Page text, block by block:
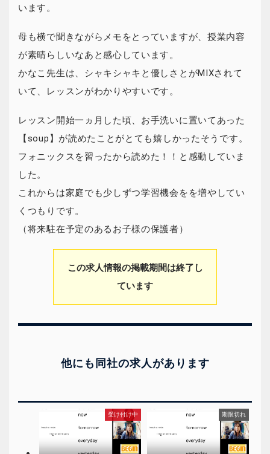
います。
母も横で聞きながらメモをとっていますが、授業内容
が素晴らしいなあと感心しています。
かなこ先生は、シャキシャキと優しさとがMIXされて
いて、レッスンがわかりやすいです。
レッスン開始一ヵ月した頃、お手洗いに置いてあった
【soup】が読めたことがとても嬉しかったそうです。
フォニックスを習ったから読めた！！と感動していま
した。
これからは家庭でも少しずつ学習機会をを増やしてい
くつもりです。
（将来駐在予定のあるお子様の保護者）
この求人情報の掲載期間は終了し
ています
他にも同社の求人があります
受け付け中 期限切れ